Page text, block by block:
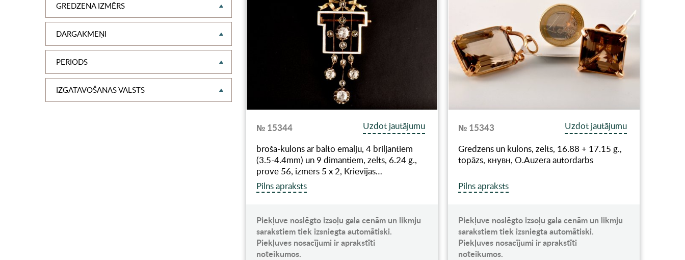
GREDZENA IZMĒRS
DARGAKMEŅI
PERIODS
IZGATAVOŠANAS VALSTS
№ 15344
Uzdot jautājumu
broša-kulons ar balto emalju, 4 briljantiem
(3.5-4.4mm) un 9 dimantiem, zelts, 6.24 g.,
prove 56, izmērs 5 х 2, Krievijas…
Pilns apraksts
Piekļuve noslēgto izsoļu gala cenām un likmju
sarakstiem tiek izsniegta automātiski.
Piekļuves nosacījumi ir aprakstīti
noteikumos.
№ 15343
Uzdot jautājumu
Gredzens un kulons, zelts, 16.88 + 17.15 g.,
topāzs, кнувн, O.Auzera autordarbs
Pilns apraksts
Piekļuve noslēgto izsoļu gala cenām un likmju
sarakstiem tiek izsniegta automātiski.
Piekļuves nosacījumi ir aprakstīti
noteikumos.